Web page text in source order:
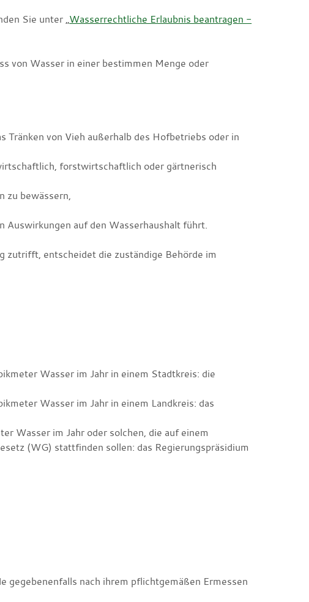
Sie unter „Wasserrechtliche Erlaubnis beantragen -
von Wasser in einer bestimmen Menge oder
von Vieh außerhalb des Hofbetriebs oder in
forstwirtschaftlich oder gärtnerisch
zu bewässern,
Auswirkungen auf den Wasserhaushalt führt.
zutrifft, entscheidet die zuständige Behörde im
Wasser im Jahr in einem Stadtkreis: die
Wasser im Jahr in einem Landkreis: das
Wasser im Jahr oder solchen, die auf einem
(WG) stattfinden sollen: das Regierungspräsidium
gegebenenfalls nach ihrem pflichtgemäßen Ermessen